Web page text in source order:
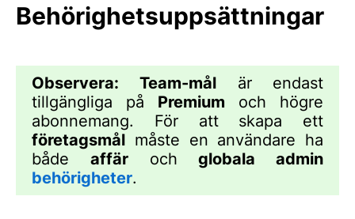
Behörighetsuppsättningar
Observera: Team-mål är endast
tillgängliga på Premium och högre
abonnemang. För att skapa ett
företagsmål måste en användare ha
både affärochglobala admin
behörigheter.